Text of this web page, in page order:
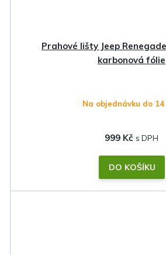
Prahové lišty Jeep
karbonová fólie
Na objednávku do 14
999 Kč
DO KOŠÍKU